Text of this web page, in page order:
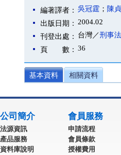
編著譯者： 吳冠霆 ； 陳
出版日期： 2004.02
刊登出處： 台灣／刑事
頁 數： 36
基本資料 相關資料
公司簡介
法源資訊
產品服務
資料庫說明
會員服務
申請流程
會員條款
授權費用